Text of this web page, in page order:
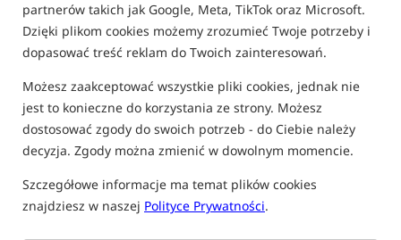
partnerów takich jak Google, Meta, TikTok oraz Microsoft.
Dzięki plikom cookies możemy zrozumieć Twoje potrzeby i
dopasować treść reklam do Twoich zainteresowań.
Możesz zaakceptować wszystkie pliki cookies, jednak nie
jest to konieczne do korzystania ze strony. Możesz
dostosować zgody do swoich potrzeb - do Ciebie należy
decyzja. Zgody można zmienić w dowolnym momencie.
Szczegółowe informacje ma temat plików cookies
znajdziesz w naszej Polityce Prywatności.
CcMoore White Pop
Up Making Pack
71,99PLN
CcMoore Pop Up
Making Pack Fluoro
Yellow
71,99PLN
DUDI BAIT Mix+Liquid
Forest Squid
199,99PLN